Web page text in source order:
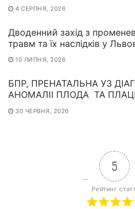
4 СЕРПНЯ, 2026
Дводенний захід з
травм та їх наслідків у
10 ЛИПНЯ, 2026
БПР, ПРЕНАТАЛЬНА УЗ
АНОМАЛІІ ПЛОДА ТА
30 ЧЕРВНЯ, 2026
5
Рейтинг